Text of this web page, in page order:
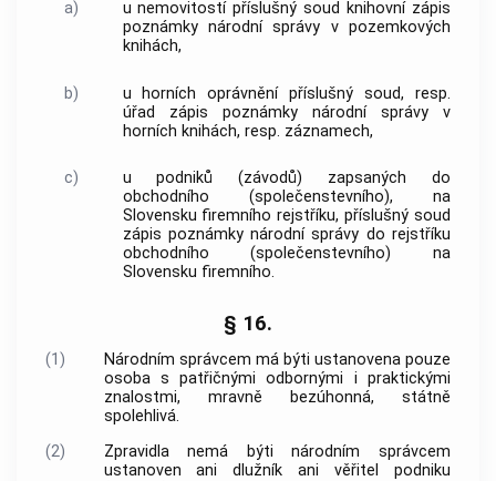
a)
u nemovitostí příslušný soud knihovní zápis
poznámky národní správy v pozemkových
knihách,
b)
u horních oprávnění příslušný soud, resp.
úřad zápis poznámky národní správy v
horních knihách, resp. záznamech,
c)
u podniků (závodů) zapsaných do
obchodního (společenstevního), na
Slovensku firemního rejstříku, příslušný soud
zápis poznámky národní správy do rejstříku
obchodního (společenstevního) na
Slovensku firemního.
§ 16.
(1)
Národním správcem má býti ustanovena pouze
osoba s patřičnými odbornými i praktickými
znalostmi, mravně bezúhonná, státně
spolehlivá.
(2)
Zpravidla nemá býti národním správcem
ustanoven ani dlužník ani věřitel podniku